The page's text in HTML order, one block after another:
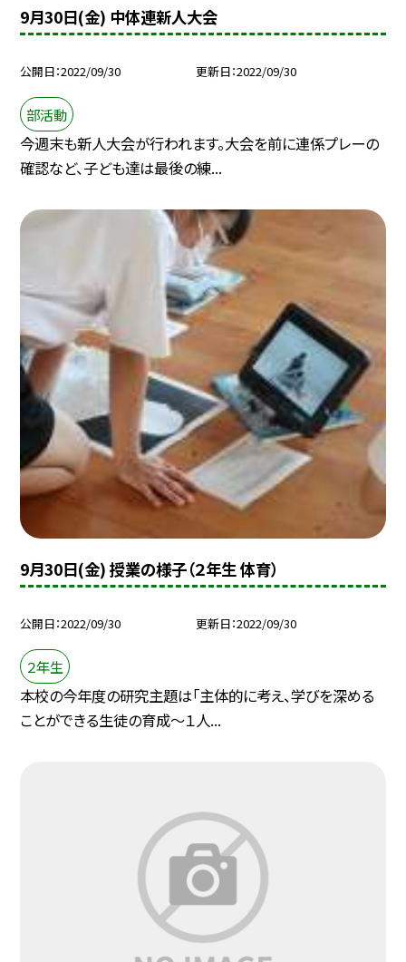
9月30日(金) 中体連新人大会
公開日 2022/09/30 更新日 2022/09/30
部活動
今週末も新人大会が行われます。大会を前に連係プレーの
確認など、子ども達は最後の練...
9月30日(金) 授業の様子（２年生 体育）
公開日 2022/09/30 更新日 2022/09/30
２年生
本校の今年度の研究主題は「主体的に考え、学びを深める
ことができる生徒の育成〜１人...